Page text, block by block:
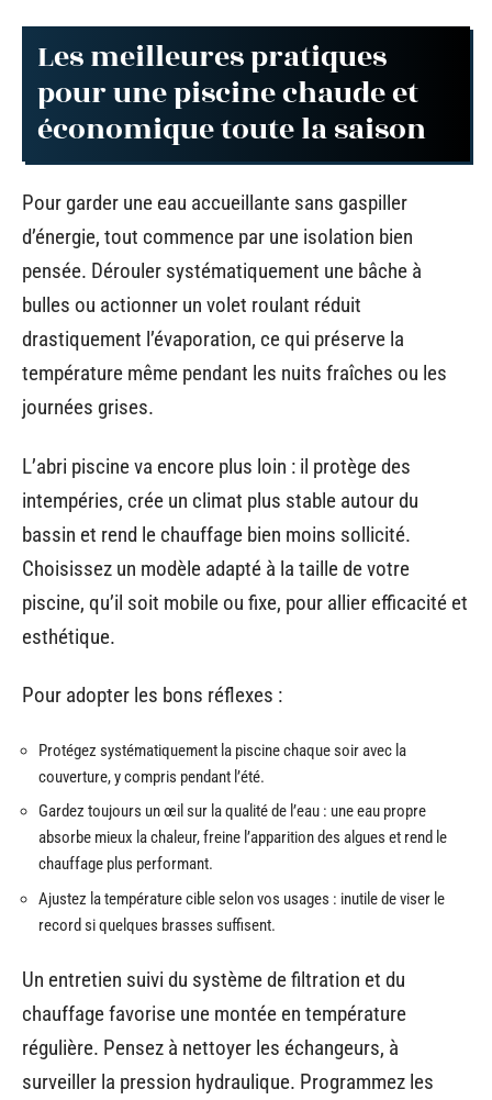
Les meilleures pratiques
pour une piscine chaude et
économique toute la saison
Pour garder une eau accueillante sans gaspiller
d’énergie, tout commence par une isolation bien
pensée. Dérouler systématiquement une bâche à
bulles ou actionner un volet roulant réduit
drastiquement l’évaporation, ce qui préserve la
température même pendant les nuits fraîches ou les
journées grises.
L’abri piscine va encore plus loin : il protège des
intempéries, crée un climat plus stable autour du
bassin et rend le chauffage bien moins sollicité.
Choisissez un modèle adapté à la taille de votre
piscine, qu’il soit mobile ou fixe, pour allier efficacité et
esthétique.
Pour adopter les bons réflexes :
Protégez systématiquement la piscine chaque soir avec la
couverture, y compris pendant l’été.
Gardez toujours un œil sur la qualité de l’eau : une eau propre
absorbe mieux la chaleur, freine l’apparition des algues et rend le
chauffage plus performant.
Ajustez la température cible selon vos usages : inutile de viser le
record si quelques brasses suffisent.
Un entretien suivi du système de filtration et du
chauffage favorise une montée en température
régulière. Pensez à nettoyer les échangeurs, à
surveiller la pression hydraulique. Programmez les